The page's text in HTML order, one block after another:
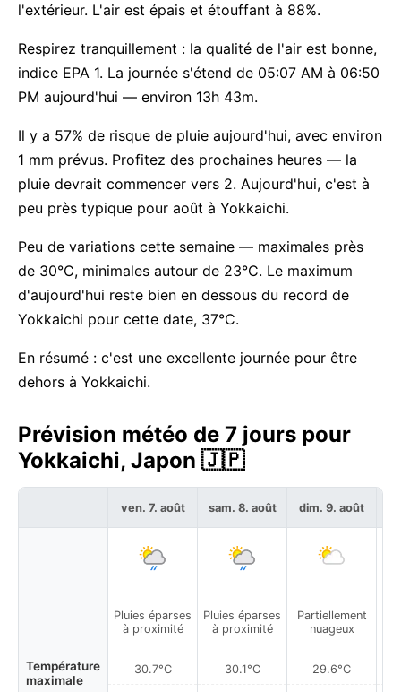
l'extérieur. L'air est épais et étouffant à 88%.
Respirez tranquillement : la qualité de l'air est bonne,
indice EPA 1. La journée s'étend de 05:07 AM à 06:50
PM aujourd'hui — environ 13h 43m.
Il y a 57% de risque de pluie aujourd'hui, avec environ
1 mm prévus. Profitez des prochaines heures — la
pluie devrait commencer vers 2. Aujourd'hui, c'est à
peu près typique pour août à Yokkaichi.
Peu de variations cette semaine — maximales près
de 30°C, minimales autour de 23°C. Le maximum
d'aujourd'hui reste bien en dessous du record de
Yokkaichi pour cette date, 37°C.
En résumé : c'est une excellente journée pour être
dehors à Yokkaichi.
Prévision météo de 7 jours pour
Yokkaichi, Japon 🇯🇵
Température
maximale
ven. 7. août
Pluies éparses
à proximité
30.7°C
sam. 8. août
Pluies éparses
à proximité
30.1°C
dim. 9. août
Partiellement
nuageux
29.6°C